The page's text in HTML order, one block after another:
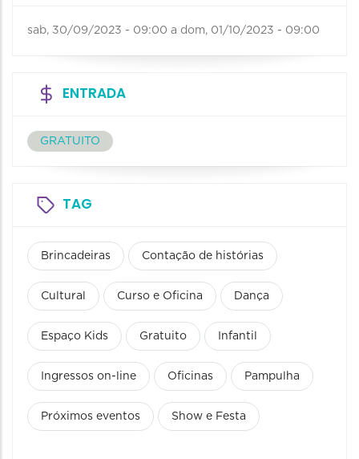
sab, 30/09/2023 - 09:00 a dom, 01/10/2023 - 09:00
ENTRADA
GRATUITO
TAG
Brincadeiras Contação de histórias
Cultural Curso e Oficina Dança
Espaço Kids Gratuito Infantil
Ingressos on-line Oficinas Pampulha
Próximos eventos Show e Festa